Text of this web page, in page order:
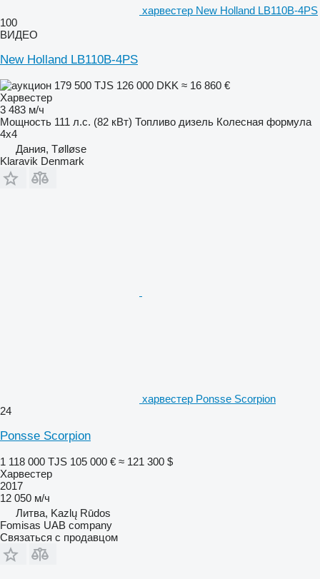
харвестер New Holland LB110B-4PS
100
ВИДЕО
New Holland LB110B-4PS
179 500 TJS 126 000 DKK ≈ 16 860 €
Харвестер
3 483 м/ч
Мощность 111 л.с. (82 кВт) Топливо дизель Колесная формула
4x4
Дания, Tølløse
Klaravik Denmark
харвестер Ponsse Scorpion
24
Ponsse Scorpion
1 118 000 TJS 105 000 € ≈ 121 300 $
Харвестер
2017
12 050 м/ч
Литва, Kazlų Rūdos
Fomisas UAB company
Связаться с продавцом